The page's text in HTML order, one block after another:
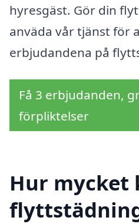
hyresgäst. Gör din
anväda vår tjänst för
erbjudandena på
Få 3 erbjudanden,
förpliktelser
Hur mycket